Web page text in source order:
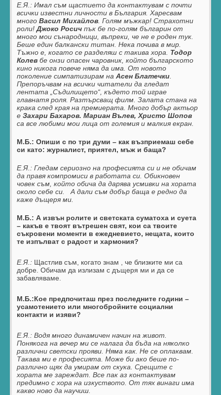
Е.Я.:Имал съм щастието да контактувам с почти
всички известни личности в България. Харесвам
многоВасил Михайлов . Голям мъжкар! Страхотни
роли!Джоко Росич пък бе по-голям българин от
много мои сънародници, въпреки, че не е роден тук.
Беше един балкански титан. Нека почива в мир.
Тъжно е, когато се разделяш с такива хора. Тодор
Колев бе онзи опасен чаровник, който българското
кино никога повече няма да има. От новото
поколение симпатизирам наАсен Блатечки
Препоръчвам на всички читатели да гледат
лентата „Съдилището“, където той играе
главнатя роля. Разтърсващ филм. Залата стана на
крака след края на премиерата. Много добър актьор
еЗахари Бахаров. Мариан Вълев, Христо Шопов
са все любими мои лица от големия и малкия екран.
М.Б.: Опиши с по три думи – как възприемаш себе
си като: журналист, приятел, мъж и баща?
Е.Я.:Гледам сериозно на професията си и не обичам
да правя компромиси в работата си.Обикновен
човек съм , който обича да дарява усмивки на хората
около себе си.А дали съм добър баща е редно да
каже дъщеря ми.
М.Б.: А извън ролите и светската суматоха и суета
– какъв е твоят вътрешен свят, кои са твоите
съкровени моменти в ежедневието, нещата, които
те изпълват с радост и хармония?
Е.Я.: Щастлив съм, когато знам , че близките ми са
добре. Обичам да излизам с дъщеря ми и да се
забавляваме.
М.Б.:Кое предпочиташ през последните години –
усамотението или многобройните социални
контакти и изяви?
Е.Я.:Водя много динамичен начин на живот.
Понякога на вечер ми се налага да бъда на няколко
различни светски прояви. Няма как. Не се оплаквам.
Такава ми е професията. Може би ако беше по-
различно щях да умирам от скука. Срещите с
хората ме зареждат. Все пак аз контактувам
предимно с хора на изкуството. От тях винаги има
какво ново да научиш.